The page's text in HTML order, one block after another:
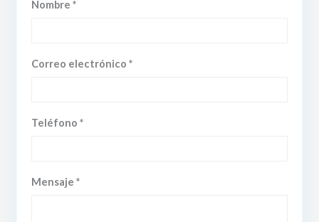
Nombre *
Correo electrónico *
Teléfono *
Mensaje *